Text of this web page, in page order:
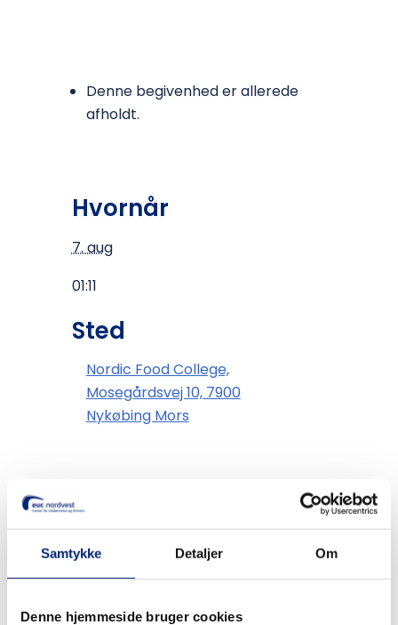
Samtykke Detaljer Om
Denne hjemmeside bruger cookies
Denne begivenhed er allerede
afholdt.
Hvornår
7. aug
01:11
Sted
Nordic Food College,
Mosegårdsvej 10, 7900
Nykøbing Mors
Forrige
Næste